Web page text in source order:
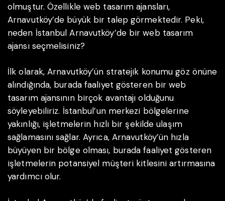
olmuştur. Özellikle web tasarım ajansları,
Arnavutköy’de büyük bir talep görmektedir. Peki,
neden İstanbul Arnavutköy’de bir web tasarım
ajansı seçmelisiniz?
İlk olarak, Arnavutköy’ün stratejik konumu göz önüne
alındığında, burada faaliyet gösteren bir web
tasarım ajansının birçok avantajı olduğunu
söyleyebiliriz. İstanbul’un merkezi bölgelerine
yakınlığı, işletmelerin hızlı bir şekilde ulaşım
sağlamasını sağlar. Ayrıca, Arnavutköy’ün hızla
büyüyen bir bölge olması, burada faaliyet gösteren
işletmelerin potansiyel müşteri kitlesini artırmasına
yardımcı olur.